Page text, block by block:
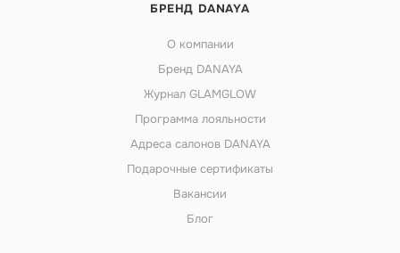
БРЕНД DANAYA
О компании
Бренд DANAYA
Журнал GLAMGLOW
Программа лояльности
Адреса салонов DANAYA
Подарочные сертификаты
Вакансии
Блог